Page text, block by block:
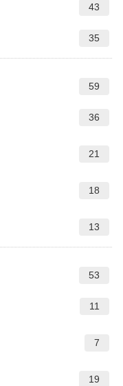
43
35
59
36
21
18
13
53
11
7
19